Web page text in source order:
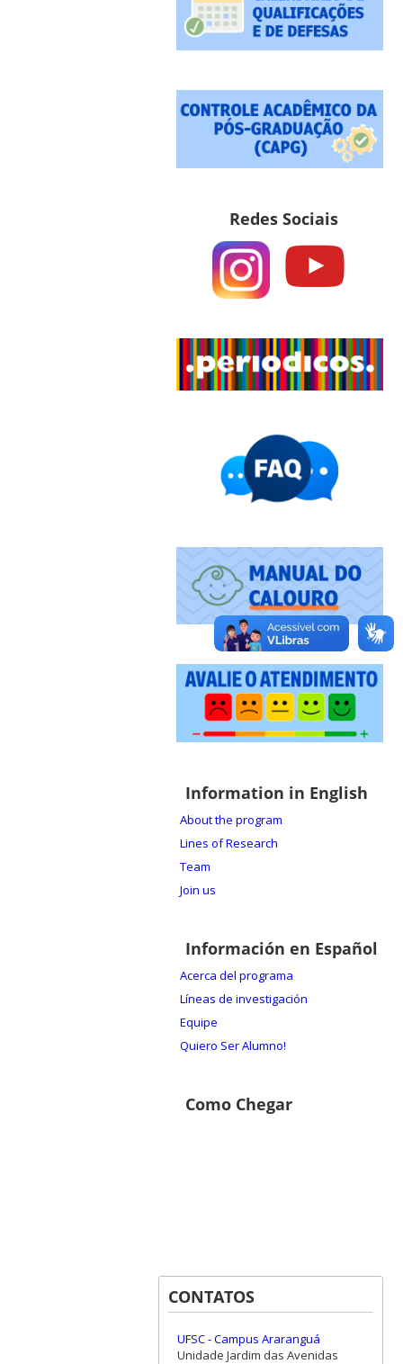
Redes Sociais
Information in English
About the program
Lines of Research
Team
Join us
Información en Español
Acerca del programa
Líneas de investigación
Equipe
Quiero Ser Alumno!
Como Chegar
CONTATOS
UFSC - Campus Araranguá
Unidade Jardim das Avenidas